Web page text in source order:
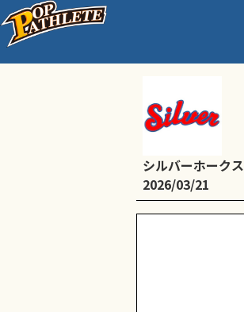
シルバーホークス
2026/03/21